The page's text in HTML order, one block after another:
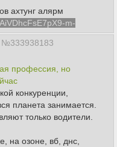
ахтунг алярм
m-
№333938183
профессия, но
конкуренции,
планета занимается.
только водители.
на озоне, вб, днс,